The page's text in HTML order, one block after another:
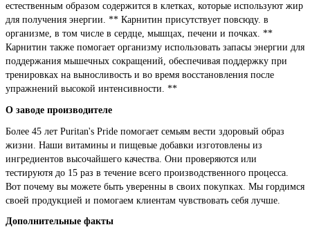
естественным образом содержится в клетках, которые используют жир
для получения энергии. ** Карнитин присутствует повсюду. в
организме, в том числе в сердце, мышцах, печени и почках. **
Карнитин также помогает организму использовать запасы энергии для
поддержания мышечных сокращений, обеспечивая поддержку при
тренировках на выносливость и во время восстановления после
упражнений высокой интенсивности. **
О заводе производителе
Более 45 лет Puritan's Pride помогает семьям вести здоровый образ
жизни. Наши витамины и пищевые добавки изготовлены из
ингредиентов высочайшего качества. Они проверяются или
тестируютя до 15 раз в течение всего производственного процесса.
Вот почему вы можете быть уверенны в своих покупках. Мы гордимся
своей продукцией и помогаем клиентам чувствовать себя лучше.
Дополнительные факты